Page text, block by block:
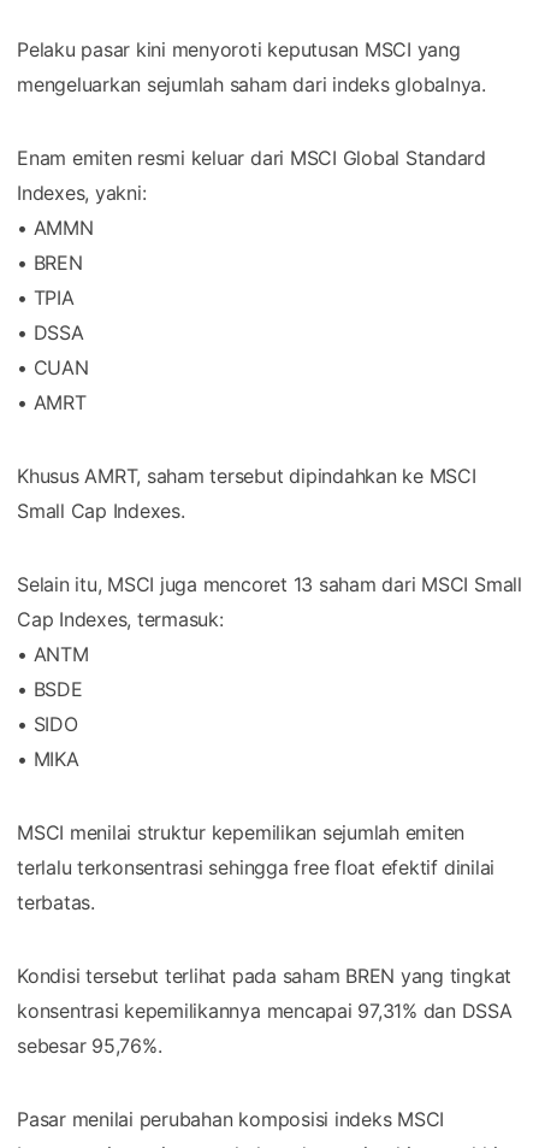
Pelaku pasar kini menyoroti keputusan MSCI yang
mengeluarkan sejumlah saham dari indeks globalnya.
Enam emiten resmi keluar dari MSCI Global Standard
Indexes, yakni:
• AMMN
• BREN
• TPIA
• DSSA
• CUAN
• AMRT
Khusus AMRT, saham tersebut dipindahkan ke MSCI
Small Cap Indexes.
Selain itu, MSCI juga mencoret 13 saham dari MSCI Small
Cap Indexes, termasuk:
• ANTM
• BSDE
• SIDO
• MIKA
MSCI menilai struktur kepemilikan sejumlah emiten
terlalu terkonsentrasi sehingga free float efektif dinilai
terbatas.
Kondisi tersebut terlihat pada saham BREN yang tingkat
konsentrasi kepemilikannya mencapai 97,31% dan DSSA
sebesar 95,76%.
Pasar menilai perubahan komposisi indeks MSCI